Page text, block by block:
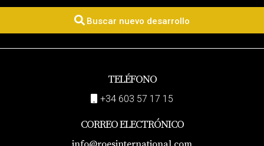
Buscar nuevo desarrollo
TELÉFONO
+34 603 57 17 15
CORREO ELECTRÓNICO